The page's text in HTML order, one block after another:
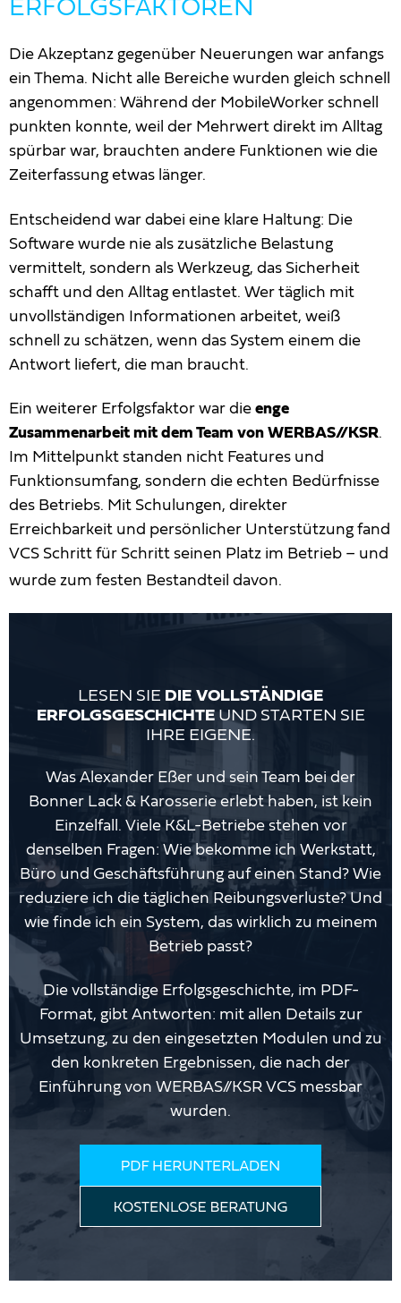
ERFOLGSFAKTOREN
Die Akzeptanz gegenüber Neuerungen war anfangs
ein Thema. Nicht alle Bereiche wurden gleich schnell
angenommen: Während der MobileWorker schnell
punkten konnte, weil der Mehrwert direkt im Alltag
spürbar war, brauchten andere Funktionen wie die
Zeiterfassung etwas länger.
Entscheidend war dabei eine klare Haltung: Die
Software wurde nie als zusätzliche Belastung
vermittelt, sondern als Werkzeug, das Sicherheit
schafft und den Alltag entlastet. Wer täglich mit
unvollständigen Informationen arbeitet, weiß
schnell zu schätzen, wenn das System einem die
Antwort liefert, die man braucht.
Ein weiterer Erfolgsfaktor war die enge
Zusammenarbeit mit dem Team von WERBAS//KSR.
Im Mittelpunkt standen nicht Features und
Funktionsumfang, sondern die echten Bedürfnisse
des Betriebs. Mit Schulungen, direkter
Erreichbarkeit und persönlicher Unterstützung fand
VCS Schritt für Schritt seinen Platz im Betrieb – und
wurde zum festen Bestandteil davon.
LESEN SIE DIE VOLLSTÄNDIGE
ERFOLGSGESCHICHTEUND STARTEN SIE
IHRE EIGENE.
Was Alexander Eßer und sein Team bei der
Bonner Lack & Karosserie erlebt haben, ist kein
Einzelfall. Viele K&L-Betriebe stehen vor
denselben Fragen: Wie bekomme ich Werkstatt,
Büro und Geschäftsführung auf einen Stand? Wie
reduziere ich die täglichen Reibungsverluste? Und
wie finde ich ein System, das wirklich zu meinem
Betrieb passt?
Die vollständige Erfolgsgeschichte, im PDF-
Format, gibt Antworten: mit allen Details zur
Umsetzung, zu den eingesetzten Modulen und zu
den konkreten Ergebnissen, die nach der
Einführung von WERBAS//KSR VCS messbar
wurden.